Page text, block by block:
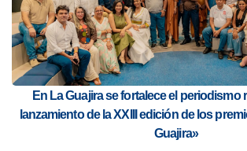
En La Guajira se fortalece el periodismo
lanzamiento de la XXIII edición de los
Guajira»